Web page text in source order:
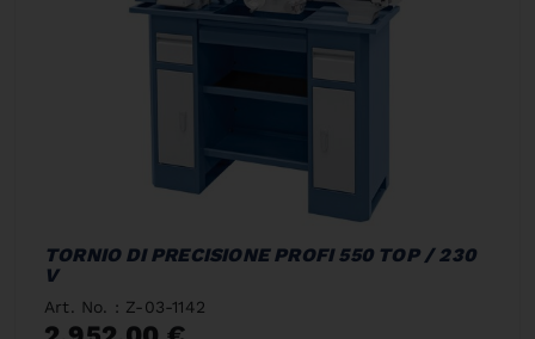
TORNIO DI PRECISIONE PROFI 550 TOP / 230
V
Art. No. : Z-03-1142